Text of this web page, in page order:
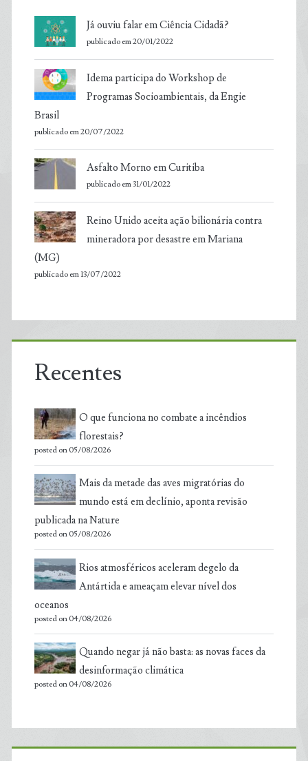
Já ouviu falar em Ciência Cidadã?
publicado em 20/01/2022
Idema participa do Workshop de
Programas Socioambientais, da Engie
Brasil
publicado em 20/07/2022
Asfalto Morno em Curitiba
publicado em 31/01/2022
Reino Unido aceita ação bilionária contra
mineradora por desastre em Mariana
(MG)
publicado em 13/07/2022
Recentes
O que funciona no combate a incêndios
florestais?
posted on 05/08/2026
Mais da metade das aves migratórias do
mundo está em declínio, aponta revisão
publicada na Nature
posted on 05/08/2026
Rios atmosféricos aceleram degelo da
Antártida e ameaçam elevar nível dos
oceanos
posted on 04/08/2026
Quando negar já não basta: as novas faces da
desinformação climática
posted on 04/08/2026